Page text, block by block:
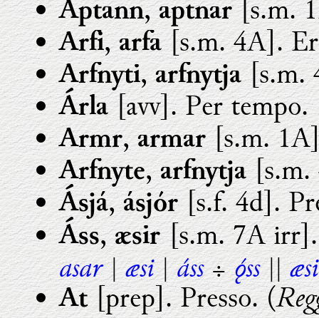
Aptann,aptnar[s.m.
Arfi,arfa[s.m. 4A].
Arfnyti,arfnytja[s.m.
Árla[avv]. Per tempo.
Armr,armar[s.m.
Arfnyte,arfnytja[s.m.
Ásjá,ásjór[s.f. 4d].
Áss,æsir[s.m. 7A irr].
asar|æsi|áss÷ss||
At[prep]. Presso. (